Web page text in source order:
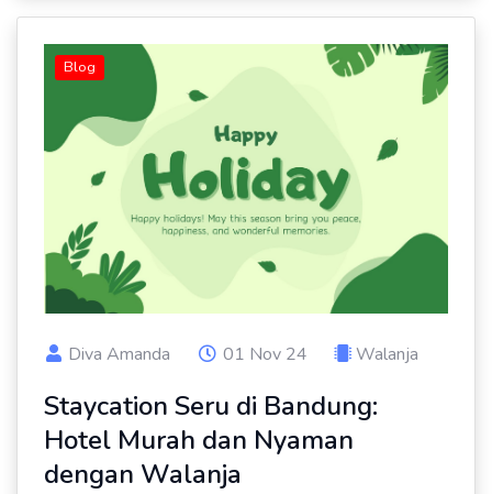
Diva Amanda 01 Nov 24 Walanja
Staycation Seru di Bandung:
Hotel Murah dan Nyaman
dengan Walanja
Blog